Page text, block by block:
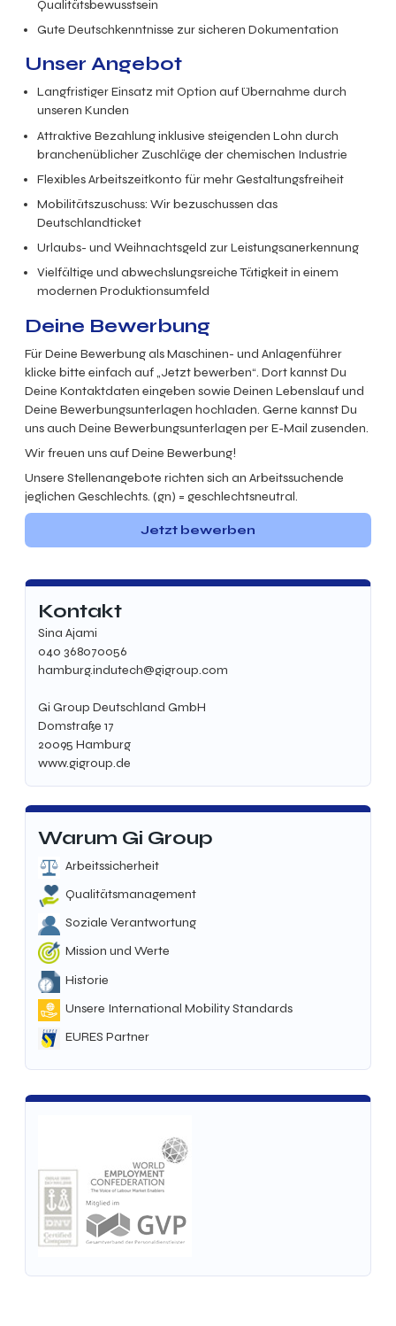
Qualitätsbewusstsein
Gute Deutschkenntnisse zur sicheren Dokumentation
Unser Angebot
Langfristiger Einsatz mit Option auf Übernahme durch
unseren Kunden
Attraktive Bezahlung inklusive steigenden Lohn durch
branchenüblicher Zuschläge der chemischen Industrie
Flexibles Arbeitszeitkonto für mehr Gestaltungsfreiheit
Mobilitätszuschuss: Wir bezuschussen das
Deutschlandticket
Urlaubs- und Weihnachtsgeld zur Leistungsanerkennung
Vielfältige und abwechslungsreiche Tätigkeit in einem
modernen Produktionsumfeld
Deine Bewerbung
Für Deine Bewerbung als Maschinen- und Anlagenführer
klicke bitte einfach auf „Jetzt bewerben“. Dort kannst Du
Deine Kontaktdaten eingeben sowie Deinen Lebenslauf und
Deine Bewerbungsunterlagen hochladen. Gerne kannst Du
uns auch Deine Bewerbungsunterlagen per E-Mail zusenden.
Wir freuen uns auf Deine Bewerbung!
Unsere Stellenangebote richten sich an Arbeitssuchende
jeglichen Geschlechts. (gn) = geschlechtsneutral.
Jetzt bewerben
Kontakt
Sina Ajami
040 368070056
hamburg.indutech@gigroup.com
Gi Group Deutschland GmbH
Domstraße 17
20095 Hamburg
www.gigroup.de
Warum Gi Group
Arbeitssicherheit
Qualitätsmanagement
Soziale Verantwortung
Mission und Werte
Historie
Unsere International Mobility Standards
EURES Partner